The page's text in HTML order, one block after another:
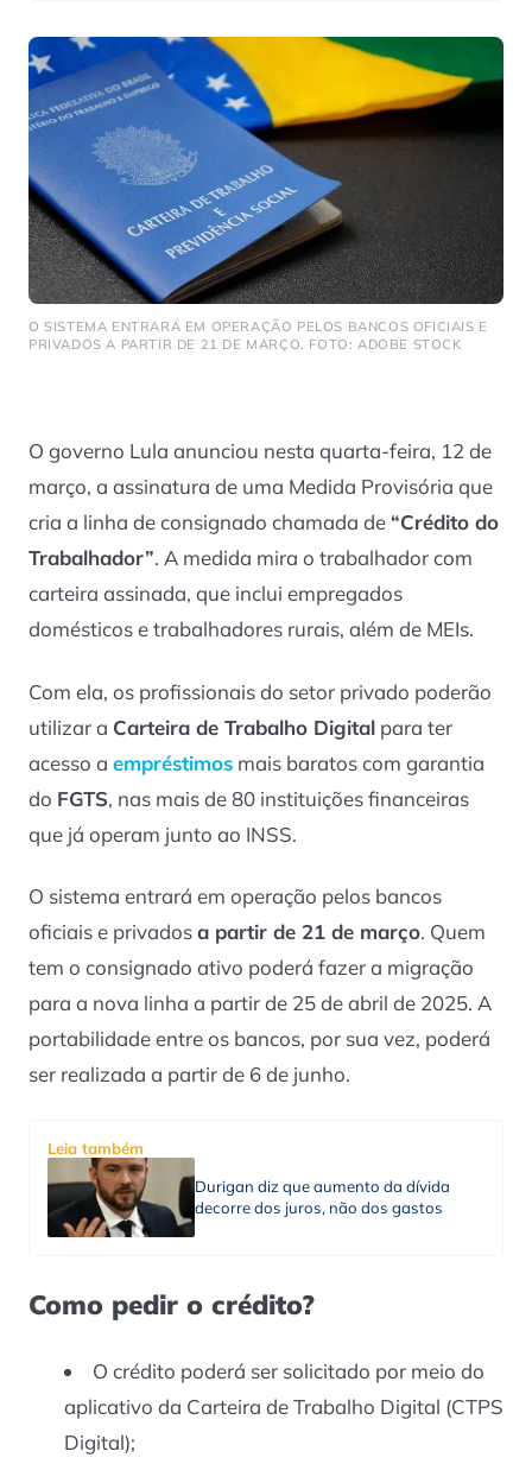
O SISTEMA ENTRARÁ EM OPERAÇÃO PELOS BANCOS OFICIAIS E
PRIVADOS A PARTIR DE 21 DE MARÇO. FOTO: ADOBE STOCK
O governo Lula anunciou nesta quarta-feira, 12 de
março, a assinatura de uma Medida Provisória que
cria a linha de consignado chamada de “Crédito do
Trabalhador”. A medida mira o trabalhador com
carteira assinada, que inclui empregados
domésticos e trabalhadores rurais, além de MEIs.
Com ela, os profissionais do setor privado poderão
utilizar a Carteira de Trabalho Digital para ter
acesso a empréstimos mais baratos com garantia
do FGTS, nas mais de 80 instituições financeiras
que já operam junto ao INSS.
O sistema entrará em operação pelos bancos
oficiais e privadosa partir de 21 de março. Quem
tem o consignado ativo poderá fazer a migração
para a nova linha a partir de 25 de abril de 2025. A
portabilidade entre os bancos, por sua vez, poderá
ser realizada a partir de 6 de junho.
Leia também
Durigan diz que aumento da dívida
decorre dos juros, não dos gastos
Como pedir o crédito?
O crédito poderá ser solicitado por meio do
aplicativo da Carteira de Trabalho Digital (CTPS
Digital);